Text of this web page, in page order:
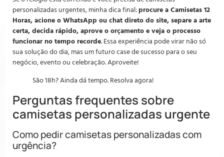
personalizadas urgentes, minha dica final:procure a Camisetas 12
Horas, acione o WhatsApp ou chat direto do site, separe a arte
certa, decida rápido, aprove o orçamento e veja o processo
funcionar no tempo recorde. Essa experiência pode virar não só
sua solução do dia, mas um futuro case de sucesso para o seu
negócio, evento ou celebração. Aproveite!
São 18h? Ainda dá tempo. Resolva agora!
Perguntas frequentes sobre
camisetas personalizadas urgente
Como pedir camisetas personalizadas com
urgência?